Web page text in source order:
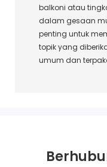
balkoni atau
dalam gesaan
penting untuk
topik yang
umum dan